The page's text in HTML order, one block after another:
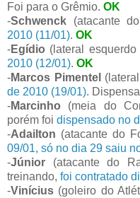
Foi para o Grêmio. OK
-Schwenck (atacante
2010 (11/01). OK
-Egídio (lateral
2010 (12/01). OK
-Marcos Pimentel
de 2010 (19/01).
-Marcinho (meia do
porém foi dispensado no
-Adailton (atacante do
09/01, só no dia 29 saiu
-Júnior (atacante do
treinando, foi contratado
-Vinícius (goleiro do